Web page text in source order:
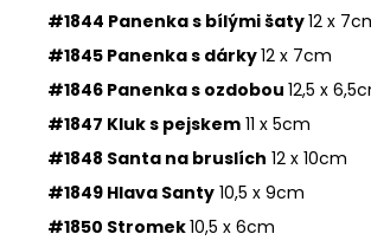
#1844 Panenka s bílými šaty12 x
#1845 Panenka s dárky12 x 7cm
#1846 Panenka s ozdobou 12,5 x
#1847 Kluk s pejskem 11 x 5cm
#1848 Santa na bruslích 12 x 10cm
#1849 Hlava Santy 10,5 x 9cm
#1850 Stromek10,5 x 6cm